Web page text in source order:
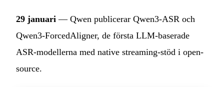
29 januari — Qwen publicerar Qwen3-ASR och
Qwen3-ForcedAligner, de första LLM-baserade
ASR-modellerna med native streaming-stöd i open-
source.